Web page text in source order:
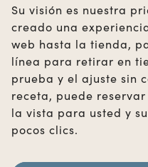
Su visión es nuestra
creado una
web hasta la tienda,
línea para retirar en
prueba y el ajuste sin
receta, puede
la vista para usted y
pocos clics.